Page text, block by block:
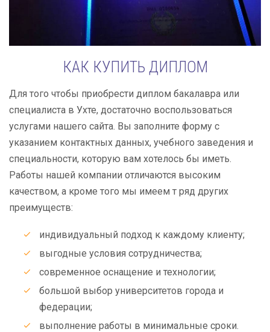
КАК КУПИТЬ ДИПЛОМ
Для того чтобы приобрести диплом бакалавра или
специалиста в Ухте, достаточно воспользоваться
услугами нашего сайта. Вы заполните форму с
указанием контактных данных, учебного заведения и
специальности, которую вам хотелось бы иметь.
Работы нашей компании отличаются высоким
качеством, а кроме того мы имеем т ряд других
преимуществ:
индивидуальный подход к каждому клиенту;
выгодные условия сотрудничества;
современное оснащение и технологии;
большой выбор университетов города и
федерации;
выполнение работы в минимальные сроки.